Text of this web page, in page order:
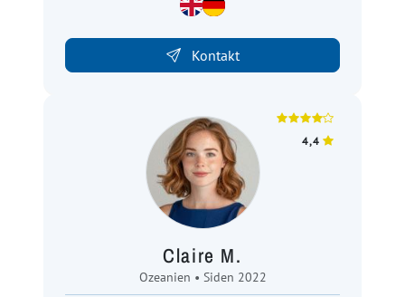
Kontakt
4,4
Claire M.
Ozeanien • Siden 2022